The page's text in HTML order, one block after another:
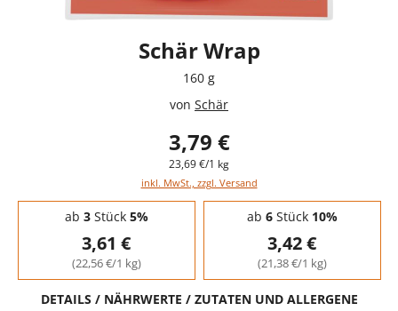
Schär Wrap
160 g
von Schär
3,79 €
23,69 €/1 kg
inkl. MwSt., zzgl. Versand
Staffelpreise - Mengenrabatt
ab 3Stück 5%
3,61 €
(22,56 €/1 kg)
ab 6Stück 10%
3,42 €
(21,38 €/1 kg)
DETAILS / NÄHRWERTE / ZUTATEN UND ALLERGENE